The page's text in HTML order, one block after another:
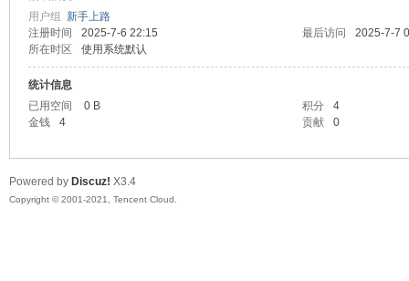
用户组 新手上路
注册时间
2025-7-6 22:15 最后访问
2025-7-7
所在时区
使用系统默认
统计信息
已用空间
0 B 积分
4
金钱
4 贡献 0
Powered by Discuz! X3.4
Copyright © 2001-2021, Tencent Cloud.